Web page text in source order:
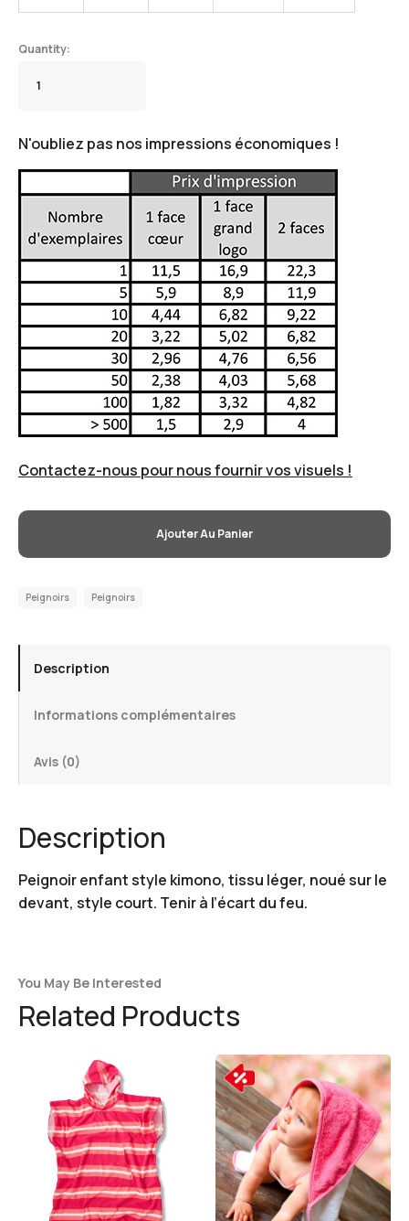
N'oubliez pas nos impressions économiques !
Contactez-nous pour nous fournir vos visuels !
Ajouter Au Panier
Peignoirs Peignoirs
Description
Informations complémentaires
Avis (0)
Description
Peignoir enfant style kimono, tissu léger, noué sur le
devant, style court. Tenir à l’écart du feu.
You May Be Interested
Related Products